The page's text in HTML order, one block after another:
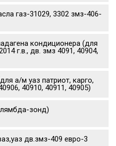
газ-31029, 3302 змз-406-
кондиционера (для
г.в., дв. змз 4091, 40904,
а/м уаз патриот, карго,
40910, 40911, 40905)
зонд)
дв.змз-409 евро-3